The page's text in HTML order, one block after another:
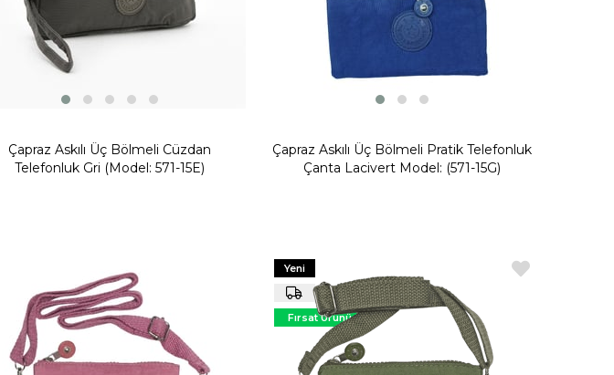
Çapraz Askılı Üç Bölmeli Cüzdan
Telefonluk Gri (Model: 571-15E)
Çapraz Askılı Üç Bölmeli Pratik Telefonluk
Çanta Lacivert Model: (571-15G)
Fırsat Ürünü
Yeni
Ürün
Fırsat Ürünü